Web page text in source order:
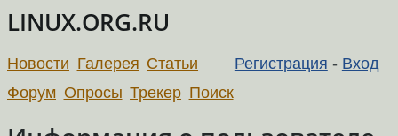
LINUX.ORG.RU
Регистрация - Вход
Новости Галерея Статьи
Форум Опросы Трекер Поиск